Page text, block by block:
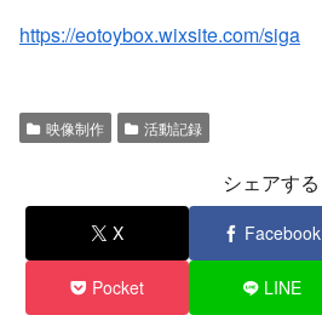
https://eotoybox.wixsite.com/siga
映像制作 活動記録
シェアする
X Facebook
Pocket LINE